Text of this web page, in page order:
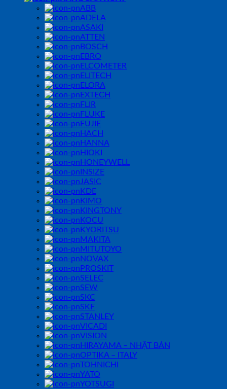
ABB
ADELA
ASAKI
ATTEN
BOSCH
EBRO
ELCOMETER
ELITECH
ELORA
EXTECH
FLIR
FLUKE
FUJIE
HACH
HANNA
HIOKI
HONEYWELL
INSIZE
JASIC
KDE
KIMO
KINGTONY
KOCU
KYORITSU
MAKITA
MITUTOYO
NOVAX
PROSKIT
SELEC
SEW
SKC
SKF
STANLEY
VICADI
VISION
HIRAYAMA – NHẬT BẢN
OPTIKA – ITALY
TOHNICHI
YATO
YOTSUGI